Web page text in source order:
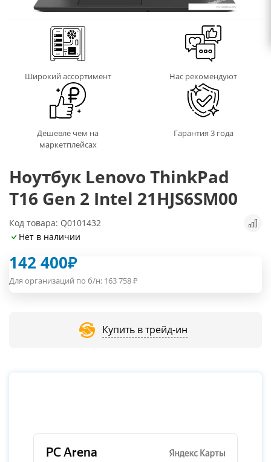
Широкий ассортимент Нас рекомендуют
Дешевле чем на
маркетплейсах
Гарантия 3 года
Ноутбук Lenovo ThinkPad
T16 Gen 2 Intel 21HJS6SM00
Код товара: Q0101432
Нет в наличии
142 400₽
Для организаций по б/н: 163 758₽
Купить в трейд-ин